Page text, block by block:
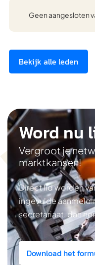
Geen aangesloten
Bekijk alle leden
Word nu
Vergroot je
marktkansen!
Direct lid worden
ingevulde
secretariaat, dan
Download het